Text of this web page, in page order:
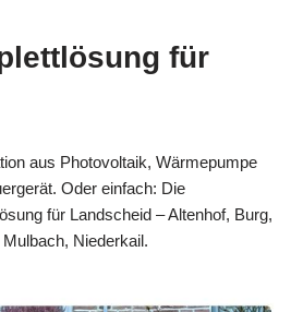
für
aus Photovoltaik, Wärmepumpe
Oder einfach: Die
für Landscheid – Altenhof, Burg,
Niederkail.